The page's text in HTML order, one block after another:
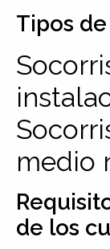
Tipos
medio
de los